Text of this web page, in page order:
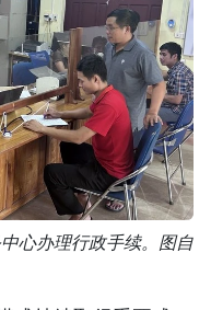
心办理行政手续。图自